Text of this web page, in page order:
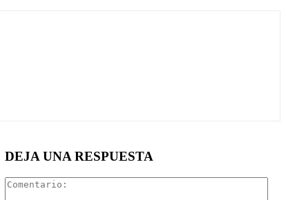
DEJA UNA RESPUESTA